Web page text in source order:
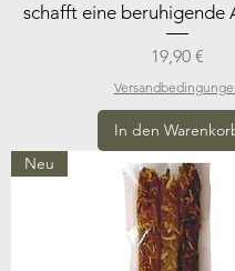
schafft eine beruhigende
Preis
19,90 €
In den
Neu